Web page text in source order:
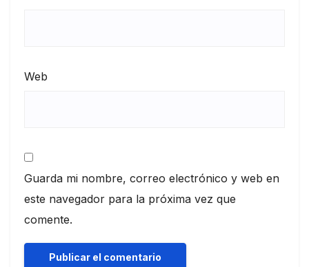
Web
Guarda mi nombre, correo electrónico y web en
este navegador para la próxima vez que
comente.